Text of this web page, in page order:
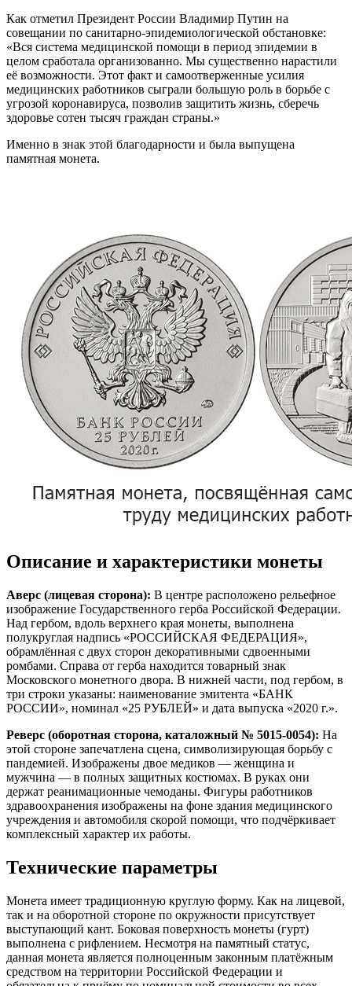
Как отметил Президент России Владимир Путин на
совещании по санитарно-эпидемиологической обстановке:
«Вся система медицинской помощи в период эпидемии в
целом сработала организованно. Мы существенно нарастили
её возможности. Этот факт и самоотверженные усилия
медицинских работников сыграли большую роль в борьбе с
угрозой коронавируса, позволив защитить жизнь, сберечь
здоровье сотен тысяч граждан страны.»
Именно в знак этой благодарности и была выпущена
памятная монета.
Описание и характеристики монеты
Аверс (лицевая сторона): В центре расположено рельефное
изображение Государственного герба Российской Федерации.
Над гербом, вдоль верхнего края монеты, выполнена
полукруглая надпись «РОССИЙСКАЯ ФЕДЕРАЦИЯ»,
обрамлённая с двух сторон декоративными сдвоенными
ромбами. Справа от герба находится товарный знак
Московского монетного двора. В нижней части, под гербом, в
три строки указаны: наименование эмитента «БАНК
РОССИИ», номинал «25 РУБЛЕЙ» и дата выпуска «2020 г.».
Реверс (оборотная сторона, каталожный № 5015-0054): На
этой стороне запечатлена сцена, символизирующая борьбу с
пандемией. Изображены двое медиков — женщина и
мужчина — в полных защитных костюмах. В руках они
держат реанимационные чемоданы. Фигуры работников
здравоохранения изображены на фоне здания медицинского
учреждения и автомобиля скорой помощи, что подчёркивает
комплексный характер их работы.
Технические параметры
Монета имеет традиционную круглую форму. Как на лицевой,
так и на оборотной стороне по окружности присутствует
выступающий кант. Боковая поверхность монеты (гурт)
выполнена с рифлением. Несмотря на памятный статус,
данная монета является полноценным законным платёжным
средством на территории Российской Федерации и